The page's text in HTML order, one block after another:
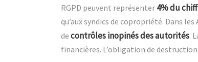
RGPD peuvent représenter 4% du
qu’aux syndics de copropriété. Dans
de contrôles inopinés des autorités.
financières. L’obligation de